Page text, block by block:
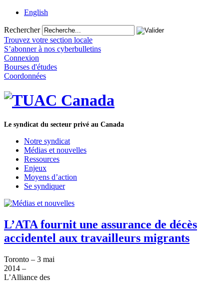
English
Rechercher
Trouvez votre section locale
S’abonner à nos cyberbulletins
Connexion
Bourses d'études
Coordonnées
Le syndicat du secteur privé au Canada
Notre syndicat
Médias et nouvelles
Ressources
Enjeux
Moyens d’action
Se syndiquer
L’ATA fournit une assurance de décès
accidentel aux travailleurs migrants
Toronto – 3 mai
2014 –
L’Alliance des